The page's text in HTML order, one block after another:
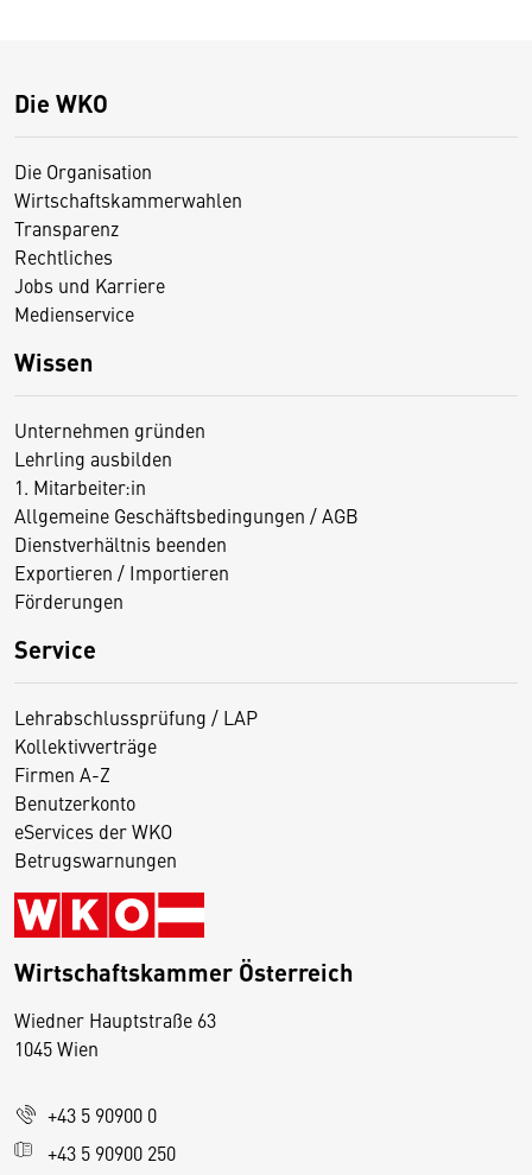
Die WKO
Die Organisation
Wirtschaftskammerwahlen
Transparenz
Rechtliches
Jobs und Karriere
Medienservice
Wissen
Unternehmen gründen
Lehrling ausbilden
1. Mitarbeiter:in
Allgemeine Geschäftsbedingungen / AGB
Dienstverhältnis beenden
Exportieren / Importieren
Förderungen
Service
Lehrabschlussprüfung / LAP
Kollektivverträge
Firmen A-Z
Benutzerkonto
eServices der WKO
Betrugswarnungen
Wirtschaftskammer Österreich
Wiedner Hauptstraße 63
1045 Wien
+43 5 90900 0
+43 5 90900 250
D
s
e